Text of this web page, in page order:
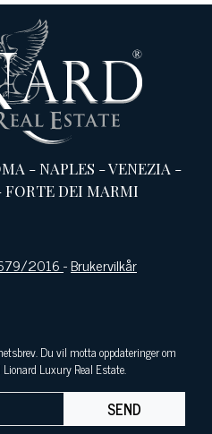
-NAPLES -VENEZIA -
FORTE DEI MARMI
2016-Brukervilkår
Du vil motta oppdateringer om
Luxury Real Estate.
SEND